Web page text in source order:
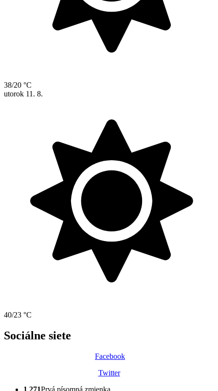
38/20 °C
utorok 11. 8.
40/23 °C
Sociálne siete
Facebook
Twitter